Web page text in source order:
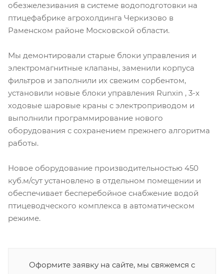
обезжелезивания в системе водоподготовки на
птицефабрике агрохолдинга Черкизово в
Раменском районе Московской области.
Мы демонтировали старые блоки управления и
электромагнитные клапаны, заменили корпуса
фильтров и заполнили их свежим сорбентом,
установили новые блоки управления Runxin , 3-х
ходовые шаровые краны с электроприводом и
выполнили программирование нового
оборудования с сохранением прежнего алгоритма
работы.
Новое оборудование производительностью 450
куб.м/сут установлено в отдельном помещении и
обеспечивает бесперебойное снабжение водой
птицеводческого комплекса в автоматическом
режиме.
Оформите заявку на сайте, мы свяжемся с